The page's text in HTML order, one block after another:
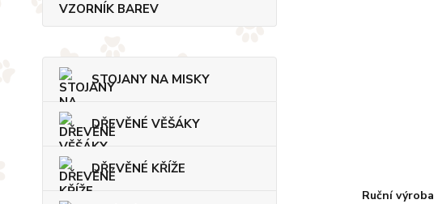
VZORNÍK BAREV
STOJANY NA MISKY
DŘEVĚNÉ VĚŠÁKY
DŘEVĚNÉ KŘÍŽE
Ruční výroba